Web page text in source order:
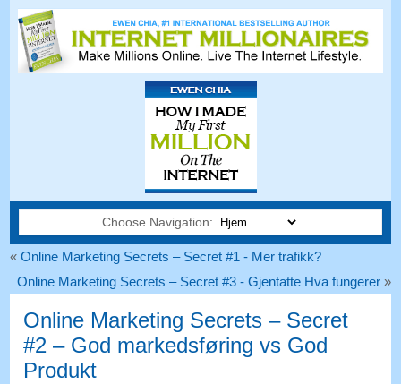
Choose Navigation:
«Online Marketing Secrets – Secret #1 - Mer trafikk?
Online Marketing Secrets – Secret #3 - Gjentatte Hva fungerer»
Online Marketing Secrets – Secret
#2 – God markedsføring vs God
Produkt